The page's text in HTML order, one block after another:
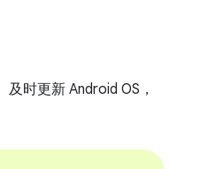
时更新 Android OS，